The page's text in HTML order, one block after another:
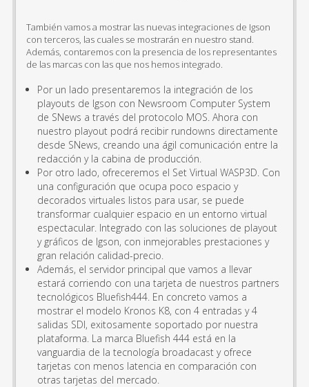
También vamos a mostrar las nuevas integraciones de Igson
con terceros, las cuales se mostrarán en nuestro stand.
Además, contaremos con la presencia de los representantes
de las marcas con las que nos hemos integrado.
Por un lado presentaremos la integración de los
playouts de Igson con Newsroom Computer System
de SNews a través del protocolo MOS. Ahora con
nuestro playout podrá recibir rundowns directamente
desde SNews, creando una ágil comunicación entre la
redacción y la cabina de producción.
Por otro lado, ofreceremos el Set Virtual WASP3D. Con
una configuración que ocupa poco espacio y
decorados virtuales listos para usar, se puede
transformar cualquier espacio en un entorno virtual
espectacular. Integrado con las soluciones de playout
y gráficos de Igson, con inmejorables prestaciones y
gran relación calidad-precio.
Además, el servidor principal que vamos a llevar
estará corriendo con una tarjeta de nuestros partners
tecnológicos Bluefish444. En concreto vamos a
mostrar el modelo Kronos K8, con 4 entradas y 4
salidas SDI, exitosamente soportado por nuestra
plataforma. La marca Bluefish 444 está en la
vanguardia de la tecnología broadacast y ofrece
tarjetas con menos latencia en comparación con
otras tarjetas del mercado.